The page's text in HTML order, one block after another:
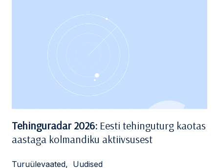
Tehinguradar 2026: Eesti tehinguturg kaotas
aastaga kolmandiku aktiivsusest
Turuülevaated, Uudised